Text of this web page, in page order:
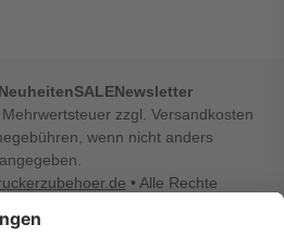
NeuheitenSALENewsletter
zzgl. Versandkosten
wenn nicht anders
angegeben.
• Alle Rechte
widerrufen